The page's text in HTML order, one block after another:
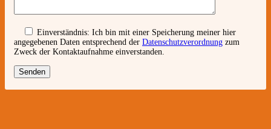
Einverständnis: Ich bin mit einer Speicherung meiner hier
angegebenen Daten entsprechend der Datenschutzverordnung zum
Zweck der Kontaktaufnahme einverstanden.